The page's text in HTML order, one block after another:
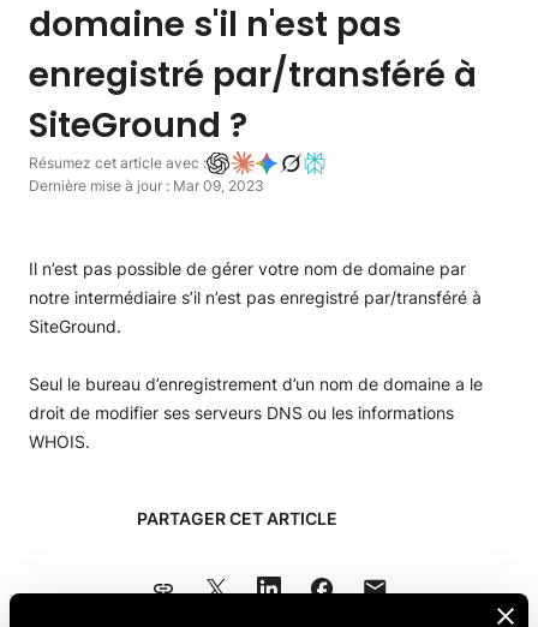
domaine s'il n'est pas
enregistré par/transféré à
SiteGround ?
Résumez cet article avec :
Dernière mise à jour : Mar 09, 2023
Il n’est pas possible de gérer votre nom de domaine par
notre intermédiaire s’il n’est pas enregistré par/transféré à
SiteGround.
Seul le bureau d’enregistrement d’un nom de domaine a le
droit de modifier ses serveurs DNS ou les informations
WHOIS.
PARTAGER CET ARTICLE